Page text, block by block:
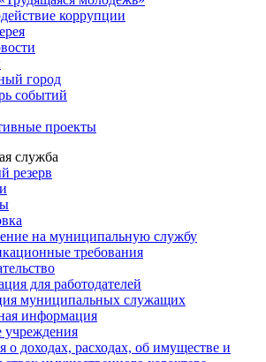
коррупции
город
событий
проекты
служба
резерв
на муниципальную службу
требования
для работодателей
муниципальных служащих
информация
учреждения
о доходах, расходах, об имуществе и